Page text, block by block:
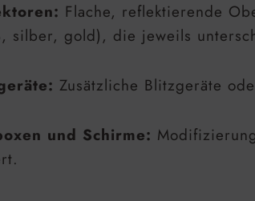
Flache, reflektierende
silber, gold), die jeweils
Zusätzliche Blitzgeräte
und Schirme: